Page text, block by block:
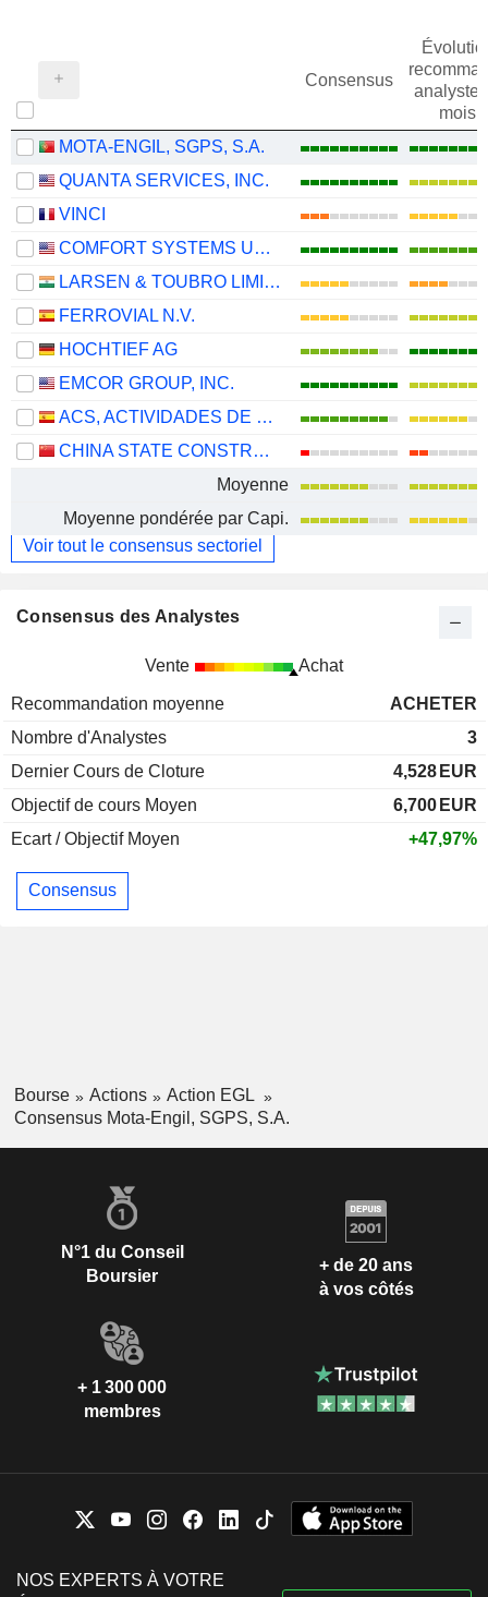
Consensus
mois
MOTA-ENGIL, SGPS, S.A.
QUANTA SERVICES, INC.
VINCI
COMFORT SYSTEMS USA, INC.
LARSEN & TOUBRO LIMITED
FERROVIAL N.V.
HOCHTIEF AG
EMCOR GROUP, INC.
ACS, ACTIVIDADES DE CONSTRUCCIÓN Y SERVICIOS, S.A.
CHINA STATE CONSTRUCTION ENGINEERING CORPORATION LIMITED
Moyenne
Moyenne pondérée par Capi.
Voir tout le consensus sectoriel
Consensus des Analystes
Vente Achat
Recommandation moyenne
ACHETER
Nombre d'Analystes
3
Dernier Cours de Cloture
4,528 EUR
Objectif de cours Moyen
6,700 EUR
Ecart / Objectif Moyen
+47,97%
Consensus
Bourse Actions
Action EGL
Consensus Mota-Engil, SGPS, S.A.
N°1 du Conseil
Boursier
+ de 20 ans
à vos côtés
+ 1 300 000
membres
NOS EXPERTS À VOTRE